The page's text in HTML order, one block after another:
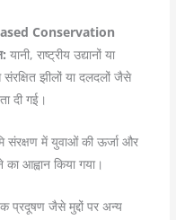
Conservation
यानी, राष्ट्रीय उद्यानों या
संरक्षित झीलों या दलदलों जैसे
दी गई।
संरक्षण में युवाओं की ऊर्जा और
का आह्वान किया गया।
प्रदूषण जैसे मुद्दों पर अन्य